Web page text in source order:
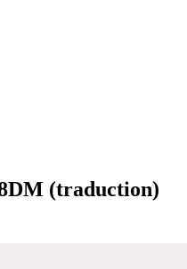
(traduction)